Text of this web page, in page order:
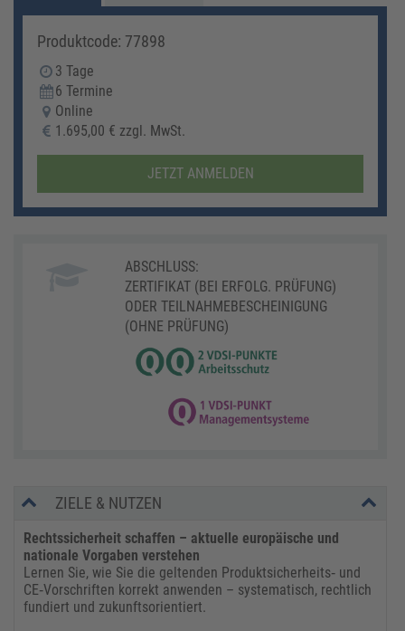
Produktcode: 77898
3 Tage
6 Termine
Online
1.695,00 € zzgl. MwSt.
JETZT ANMELDEN
ABSCHLUSS:
ZERTIFIKAT (BEI ERFOLG. PRÜFUNG)
ODER TEILNAHMEBESCHEINIGUNG
(OHNE PRÜFUNG)
ZIELE & NUTZEN
Rechtssicherheit schaffen – aktuelle europäische und
nationale Vorgaben verstehen
Lernen Sie, wie Sie die geltenden Produktsicherheits‑ und
CE‑Vorschriften korrekt anwenden – systematisch, rechtlich
fundiert und zukunftsorientiert.